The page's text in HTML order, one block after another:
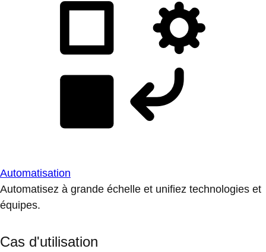
Automatisation
Automatisez à grande échelle et unifiez technologies et
équipes.
Cas d'utilisation